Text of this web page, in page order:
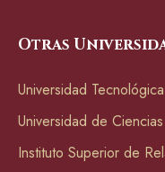
Otras
Universidad
Universidad de
Instituto Superior de